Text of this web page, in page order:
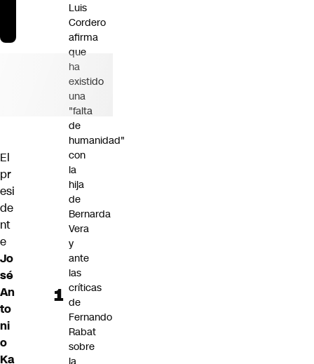
El
pr
esi
de
nt
e
Jo
sé
An
to
ni
o
Ka
Luis
Cordero
afirma
que
ha
existido
una
"falta
de
humanidad"
con
la
hija
de
Bernarda
Vera
y
ante
las
críticas
de
Fernando
Rabat
sobre
la